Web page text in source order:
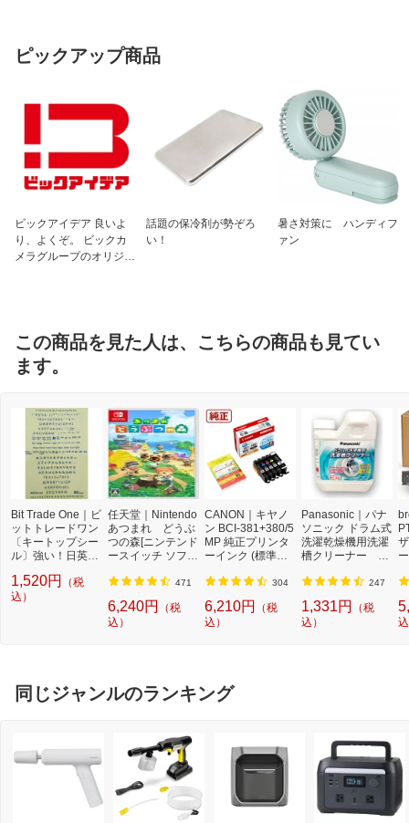
ピックアップ商品
ビックアイデア 良いよ
り、よくぞ。 ビックカ
メラグループのオリジナ
話題の保冷剤が勢ぞろ
い！
暑さ対策に ハンディフ
ァン
この商品を見た人は、こちらの商品も見てい
ます。
Bit Trade One｜ビ
ットトレードワン
〔キートップシー
ル〕強い！日英対
プシールセット ブ
ルー DYKTSBL
1,520円
（税
込）
任天堂｜Nintendo
あつまれ どうぶ
つの森[ニンテンド
ースイッチ ソフ
471
6,240円
（税
込）
CANON｜キヤノ
ン BCI-381+380/5
MP 純正プリンタ
ーインク (標準容
3813805MP] 304
6,210円
（税
込）
Panasonic｜パナ
ソニック ドラム式
洗濯乾燥機用洗濯
槽クリーナー N-
機 洗浄 洗剤 750m
l NW2]【rb_pcp】
247
1,331円
（税
込）
T
同じジャンルのランキング